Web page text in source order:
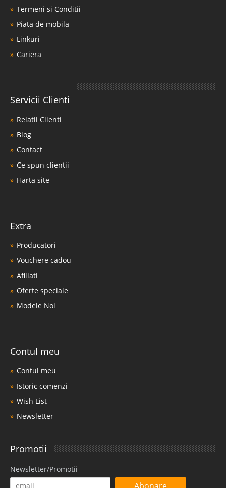
Termeni si Conditii
Piata de mobila
Linkuri
Cariera
Servicii Clienti
Relatii Clienti
Blog
Contact
Ce spun clientii
Harta site
Extra
Producatori
Vouchere cadou
Afiliati
Oferte speciale
Modele Noi
Contul meu
Contul meu
Istoric comenzi
Wish List
Newsletter
Promotii
Newsletter/Promotii